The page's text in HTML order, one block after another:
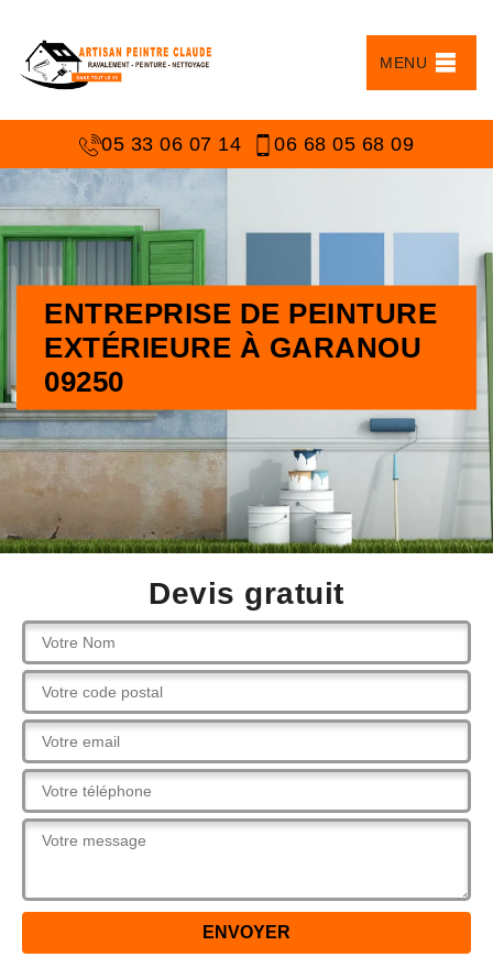
MENU
05 33 06 07 14 06 68 05 68 09
ENTREPRISE DE PEINTURE
EXTÉRIEURE À GARANOU
09250
Devis gratuit